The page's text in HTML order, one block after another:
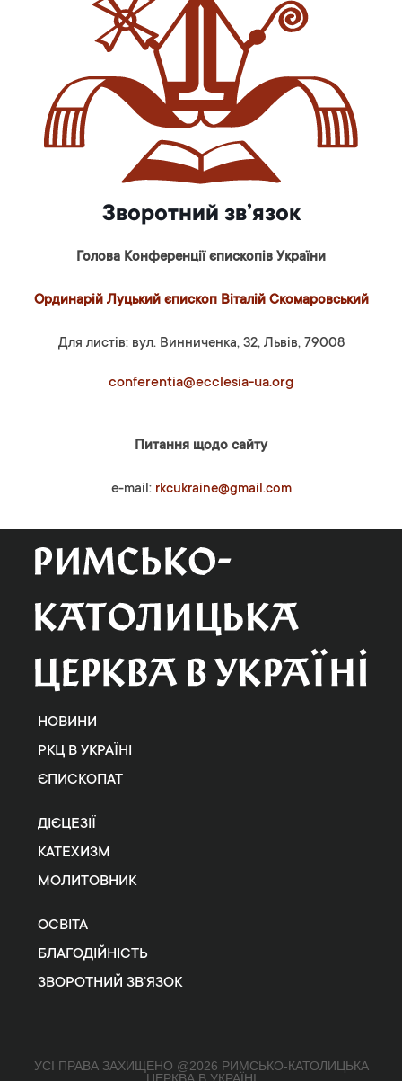
Зворотний зв’язок
Голова Конференції єпископів України
Ординарій Луцький єпископ Віталій Скомаровський
Для листів: вул. Винниченка, 32, Львів, 79008
conferentia@ecclesia-ua.org
Питання щодо сайту
e-mail: rkcukraine@gmail.com
НОВИНИ
РКЦ В УКРАЇНІ
ЄПИСКОПАТ
ДІЄЦЕЗІЇ
КАТЕХИЗМ
МОЛИТОВНИК
ОСВІТА
БЛАГОДІЙНІСТЬ
ЗВОРОТНИЙ ЗВ’ЯЗОК
УСІ ПРАВА ЗАХИЩЕНО @2026 РИМСЬКО-КАТОЛИЦЬКА